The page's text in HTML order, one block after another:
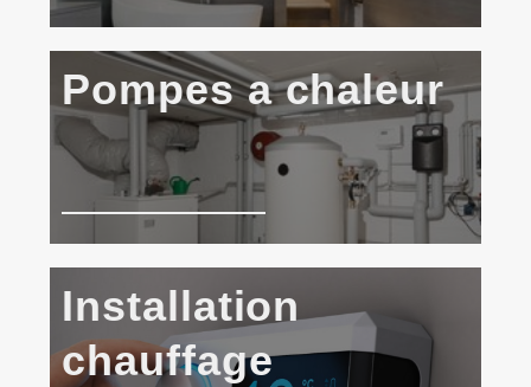
Pompes a chaleur
Installation
chauffage